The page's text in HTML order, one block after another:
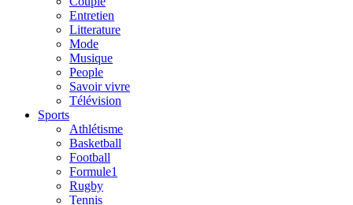
Entretien
Litterature
Mode
Musique
People
Savoir vivre
Télévision
Sports
Athlétisme
Basketball
Football
Formule1
Rugby
Tennis